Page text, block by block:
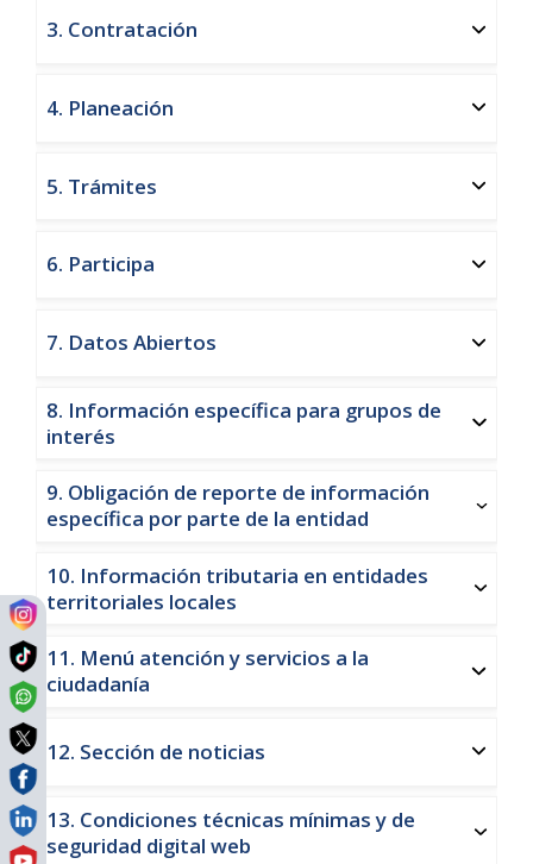
3. Contratación
4. Planeación
5. Trámites
6. Participa
7. Datos Abiertos
8. Información específica para grupos de
interés
9. Obligación de reporte de información
específica por parte de la entidad
10. Información tributaria en entidades
territoriales locales
11. Menú atención y servicios a la
ciudadanía
12. Sección de noticias
13. Condiciones técnicas mínimas y de
seguridad digital web